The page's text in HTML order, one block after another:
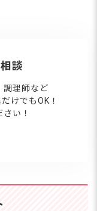
談
調理師など
けでもOK！
い！